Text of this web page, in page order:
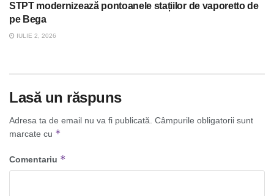
STPT modernizează pontoanele stațiilor de vaporetto de
pe Bega
IULIE 2, 2026
Lasă un răspuns
Adresa ta de email nu va fi publicată. Câmpurile obligatorii sunt
marcate cu *
Comentariu *